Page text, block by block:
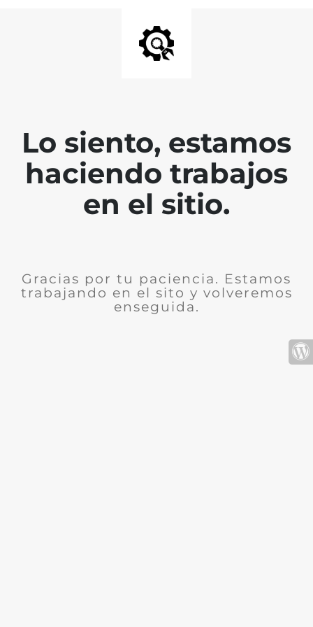
Lo siento, estamos
haciendo trabajos
en el sitio.
Gracias por tu paciencia. Estamos
trabajando en el sito y volveremos
enseguida.